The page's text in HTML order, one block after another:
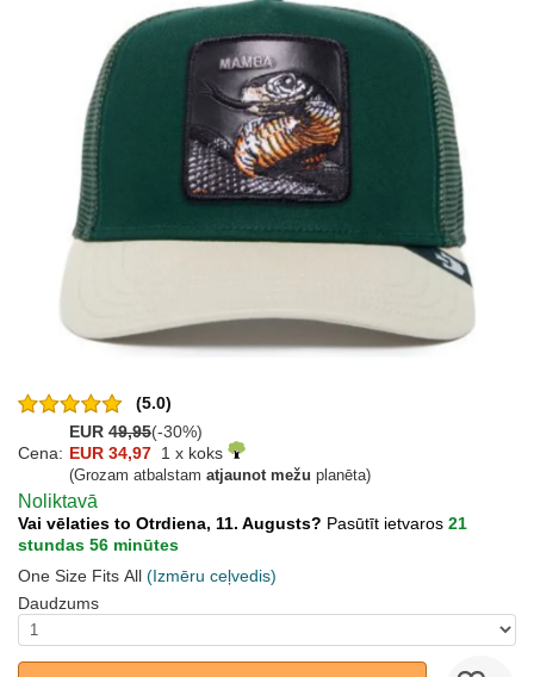
(5.0)
EUR 49,95(-30%)
Cena: EUR 34,97 1 x koks
(Grozam atbalstam atjaunot mežu planēta)
Noliktavā
Vai vēlaties to Otrdiena, 11. Augusts? Pasūtīt ietvaros 21
stundas 56 minūtes
One Size Fits All (Izmēru ceļvedis)
Daudzums